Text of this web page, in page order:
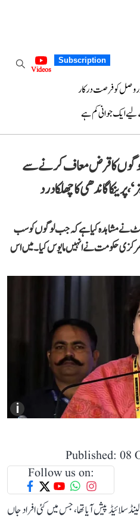
Subscription
Videos
وصل کو فرصت درکار
ایک جوانی کم ہے
لوگوں کا قرض معاف کرنے سے
گاندھی کا چھلکا درد
کورٹ نے مشاہدہ کیا ہے کہ جب لوگوں کو سب
حکومت نے انہیں مایوس کیا۔ میں اس
i
Published: 08
Follow us on:
پیش آیا تھا، جس میں کئی افراد جاں